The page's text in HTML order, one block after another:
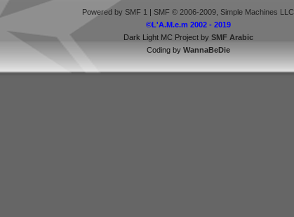
Powered by SMF 1 | SMF © 2006-2009, Simple Machines LLC
©L'A.M.e.m 2002 - 2019
Dark Light MC Project by SMF Arabic
Coding by WannaBeDie